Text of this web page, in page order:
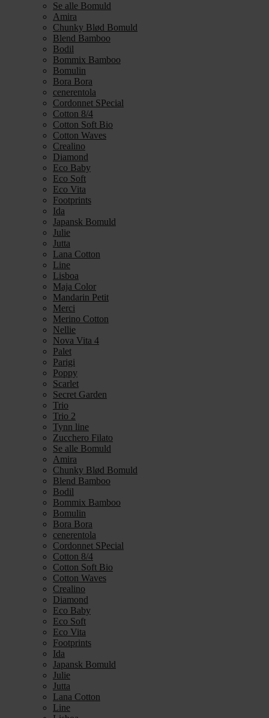
Se alle Bomuld
Amira
Chunky Blød Bomuld
Blend Bamboo
Bodil
Bommix Bamboo
Bomulin
Bora Bora
cenerentola
Cordonnet SPecial
Cotton 8/4
Cotton Soft Bio
Cotton Waves
Crealino
Diamond
Eco Baby
Eco Soft
Eco Vita
Footprints
Ida
Japansk Bomuld
Julie
Jutta
Lana Cotton
Line
Lisboa
Maja Color
Mandarin Petit
Merci
Merino Cotton
Nellie
Nova Vita 4
Palet
Parigi
Poppy
Scarlet
Secret Garden
Trio
Trio 2
Tynn line
Zucchero Filato
Se alle Bomuld
Amira
Chunky Blød Bomuld
Blend Bamboo
Bodil
Bommix Bamboo
Bomulin
Bora Bora
cenerentola
Cordonnet SPecial
Cotton 8/4
Cotton Soft Bio
Cotton Waves
Crealino
Diamond
Eco Baby
Eco Soft
Eco Vita
Footprints
Ida
Japansk Bomuld
Julie
Jutta
Lana Cotton
Line